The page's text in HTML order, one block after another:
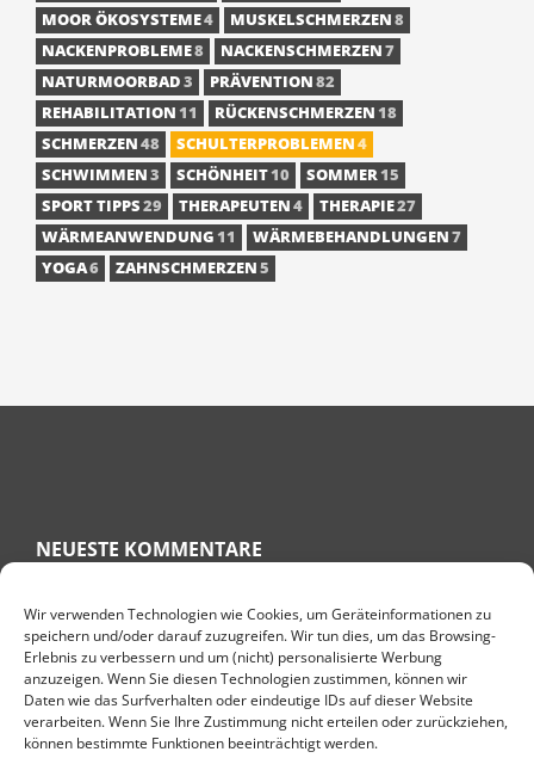
Wir verwenden Technologien wie Cookies, um Geräteinformationen zu
speichern und/oder darauf zuzugreifen. Wir tun dies, um das Browsing-
Erlebnis zu verbessern und um (nicht) personalisierte Werbung
anzuzeigen. Wenn Sie diesen Technologien zustimmen, können wir
Daten wie das Surfverhalten oder eindeutige IDs auf dieser Website
verarbeiten. Wenn Sie Ihre Zustimmung nicht erteilen oder zurückziehen,
können bestimmte Funktionen beeinträchtigt werden.
MOOR ÖKOSYSTEME4 MUSKELSCHMERZEN8
NACKENPROBLEME8 NACKENSCHMERZEN7
NATURMOORBAD3 PRÄVENTION82
REHABILITATION11 RÜCKENSCHMERZEN18
SCHMERZEN48 SCHULTERPROBLEMEN4
SCHWIMMEN3 SCHÖNHEIT10 SOMMER15
SPORT TIPPS29 THERAPEUTEN4 THERAPIE27
WÄRMEANWENDUNG11 WÄRMEBEHANDLUNGEN7
YOGA6 ZAHNSCHMERZEN5
NEUESTE KOMMENTARE
RITAZUKNÖCHELSCHWELLUNG HAUSMITTEL – GESCHWOLLENE
KNÖCHEL BEKÄMPFEN
ULRIKE BEHRENDZUWAS HILFT BEI PLANTARFASZIITIS? 7 TIPPS
FÜR EINE SCHNELLE GENESUNG
TARAMIZUDIE TOP 10 GESUNDHEITSBLOGS IN DEUTSCHLAND